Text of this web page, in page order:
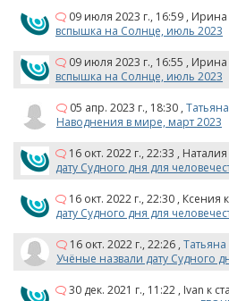
09 июля 2023 г., 16:59 ,
вспышка на Солнце, июль 2023
09 июля 2023 г., 16:55 ,
вспышка на Солнце, июль 2023
05 апр. 2023 г., 18:30 ,
Наводнения в мире, март 2023
16 окт. 2022 г., 22:33 , Наталия
дату Судного дня для
16 окт. 2022 г., 22:30 , Ксения
дату Судного дня для
16 окт. 2022 г., 22:26 ,
Учёные назвали дату Судного
30 дек. 2021 г., 11:22 , Ivan к